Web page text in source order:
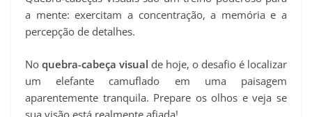
a mente: exercitam a concentração, a memória e a
percepção de detalhes.
No quebra‑cabeça visual de hoje, o desafio é localizar
um elefante camuflado em uma paisagem
aparentemente tranquila. Prepare os olhos e veja se
sua visão está realmente afiada!